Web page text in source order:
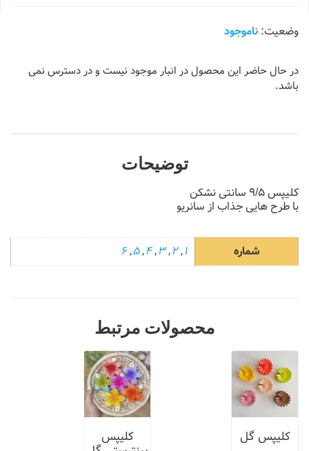
ناموجود
در حال حاضر این محصول در انبار موجود نیست و در دسترس نمی
باشد.
توضیحات
کلیپس ۹/۵ سانتی نشکن
با طرح هایی جذاب از سانریو
شماره 1
,
2
,
3
,
4
,
5
,
6
محصولات مرتبط
کلیپس گل
کلیپس